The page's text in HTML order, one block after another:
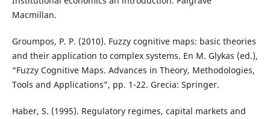
Macmillan.
Groumpos, P. P. (2010). Fuzzy cognitive maps: basic theories
and their application to complex systems. En M. Glykas (ed.),
“Fuzzy Cognitive Maps. Advances in Theory, Methodologies,
Tools and Applications”, pp. 1-22. Grecia: Springer.
Haber, S. (1995). Regulatory regimes, capital markets and